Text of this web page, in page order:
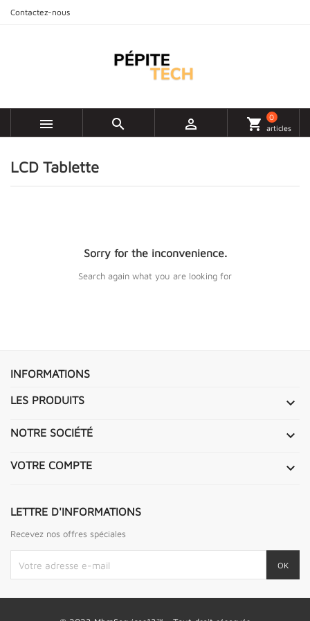
Contactez-nous
   shopping_cart
0
articles
LCD Tablette
Sorry for the inconvenience.
Search again what you are looking for
INFORMATIONS
LES PRODUITS 
NOTRE SOCIÉTÉ 
VOTRE COMPTE 
LETTRE D'INFORMATIONS
Recevez nos offres spéciales